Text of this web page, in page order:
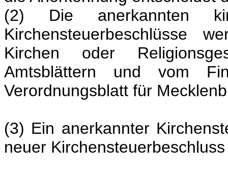
(2) Die anerkannten
Kirchensteuerbeschlüsse
Kirchen oder
Amtsblättern und vom
Verordnungsblatt für
(3) Ein anerkannter
neuer